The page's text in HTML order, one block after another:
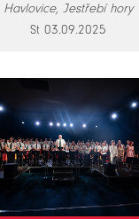
Havlovice, Jestřebí hory
St 03.09.2025